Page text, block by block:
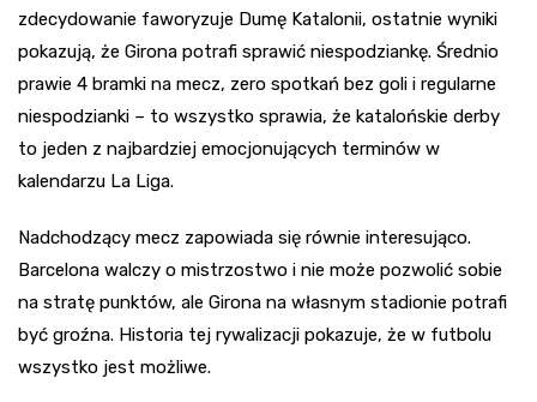
zdecydowanie faworyzuje Dumę Katalonii, ostatnie wyniki
pokazują, że Girona potrafi sprawić niespodziankę. Średnio
prawie 4 bramki na mecz, zero spotkań bez goli i regularne
niespodzianki – to wszystko sprawia, że katalońskie derby
to jeden z najbardziej emocjonujących terminów w
kalendarzu La Liga.
Nadchodzący mecz zapowiada się równie interesująco.
Barcelona walczy o mistrzostwo i nie może pozwolić sobie
na stratę punktów, ale Girona na własnym stadionie potrafi
być groźna. Historia tej rywalizacji pokazuje, że w futbolu
wszystko jest możliwe.